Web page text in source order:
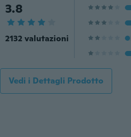
3.8
2132 valutazioni
Vedi i Dettagli Prodotto